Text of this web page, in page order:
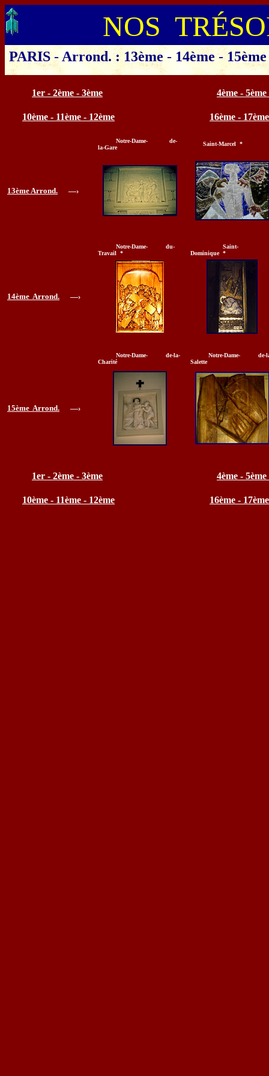
NOS
PARIS - Arrond. : 13ème - 14ème- 15ème
Cliquer sur le département ou
1er - 2ème - 3ème 4ème - 5ème
10ème - 11ème - 12ème 16ème -
Notre-Dame- de-
la-Gare
Saint-Marcel *
13ème Arrond. —›
Notre-Dame- du-
Travail *
Saint-
Dominique *
14ème Arrond. —›
Notre-Dame- de-la-
Charité
Notre-Dame- de-
Salette
15ème Arrond. —›
1er - 2ème - 3ème 4ème - 5ème
10ème - 11ème - 12ème 16ème -